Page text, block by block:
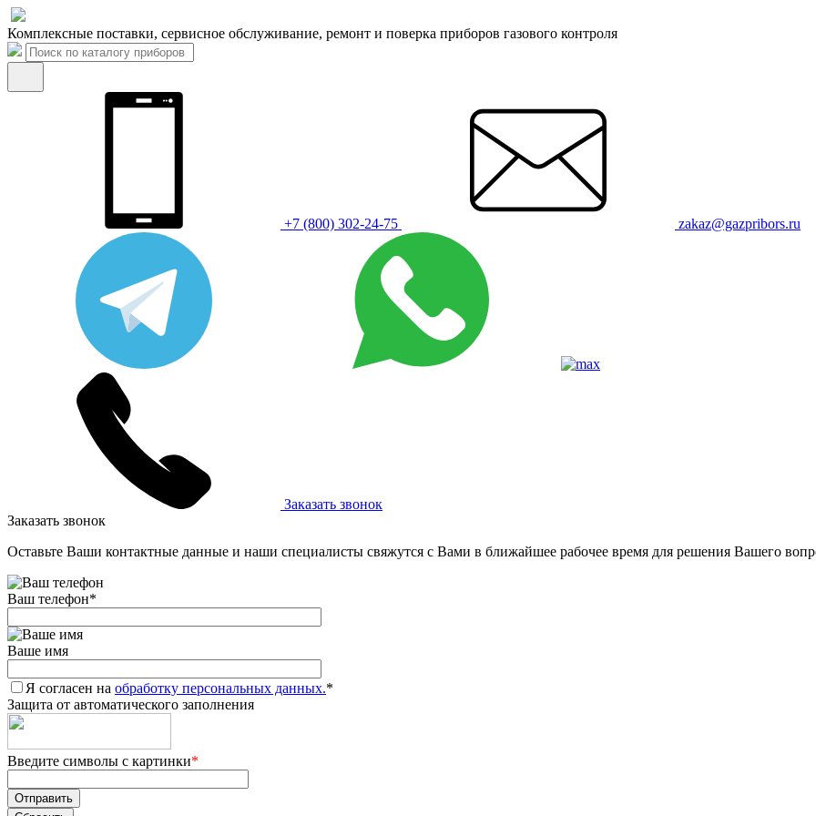
Комплексные поставки, сервисное обслуживание, ремонт и поверка приборов газового контроля
+7 (800) 302-24-75 zakaz@gazpribors.ru
Заказать звонок
Заказать звонок
Оставьте Ваши контактные данные и наши специалисты свяжутся с Вами в ближайшее рабочее время для решения Вашего
Ваш телефон*
Ваше имя
Я согласен на обработку персональных данных.*
Защита от автоматического заполнения
Введите символы с картинки*